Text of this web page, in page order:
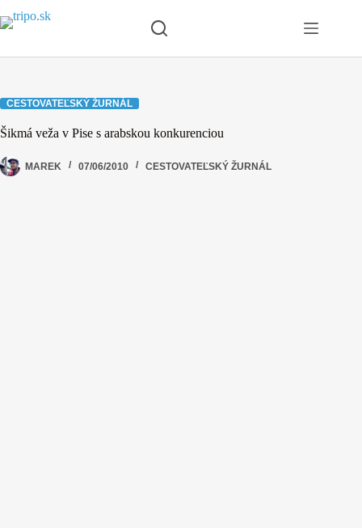
to
CESTOVATEĽSKÝ ŽURNÁL
Šikmá veža v Pise s arabskou konkurenciou
MAREK 07/06/2010 CESTOVATEĽSKÝ ŽURNÁL